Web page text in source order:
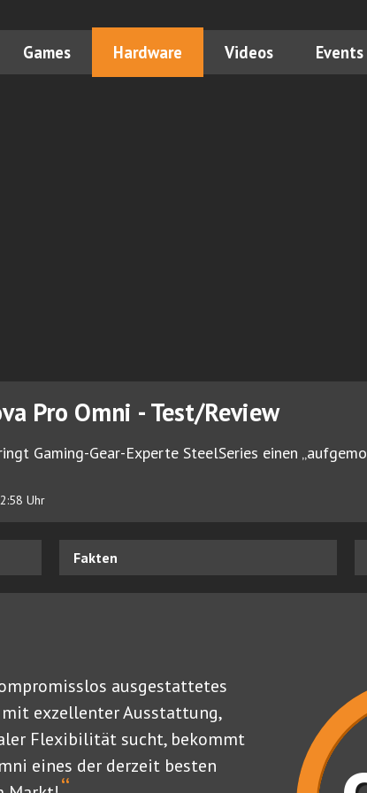
Games Hardware Videos Events
Pro Omni - Test/Review
Gaming-Gear-Experte SteelSeries einen
Uhr
Fakten
ausgestattetes
exzellenter Ausstattung,
Flexibilität sucht, bekommt
eines der derzeit besten